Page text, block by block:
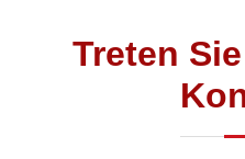
Treten